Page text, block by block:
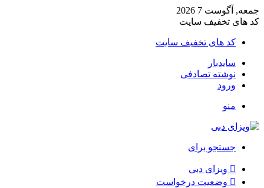
جمعه, آگوست 7 2026
کد های تخفیف سایت
کد های تخفیف سایت
سایدبار
نوشته تصادفی
ورود
منو
جستجو برای
ویزای دبی
وضعیت درخواست